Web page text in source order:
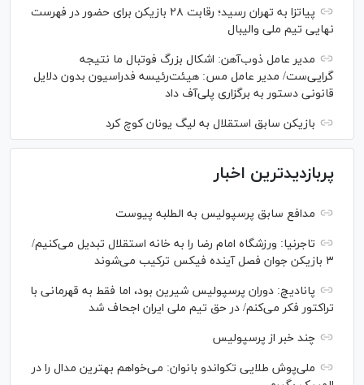
پیاتزا به تهران رسید؛ رقابت ۲۸ بازیکن برای حضور در فهرست
نهایی تیم ملی والیبال
مدیر عامل ذوب‌آهن: اشکال بزرگ فوتبال ما نتیجه
گرایی‌ست/ مدیر عامل مس: هیئت‌رئیسه فدراسیون بدون دلایل
قانونی دستور به برگزاری پلی‌آف داد
بازیکن سابق استقلال به لیگ یونان کوچ کرد
پربازدیدترین اخبار
مدافع سابق پرسپولیس به الطلبه پیوست
تاجرنیا: ورزشگاه امام رضا را به خانه استقلال تبدیل می‌کنیم/
۳ بازیکن جوان فصل آینده فیکس ترکیب می‌شوند
پانادیچ: دوران پرسپولیس شیرین بود، اما فقط به قهرمانی با
تراکتور فکر می‌کنم/ در حق تیم ملی ایران اجحاف شد
چند خبر از پرسپولیس
ملی‌پوش‌ طلایی تکواندو بانوان: می‌خواهم بهترین مدال را در